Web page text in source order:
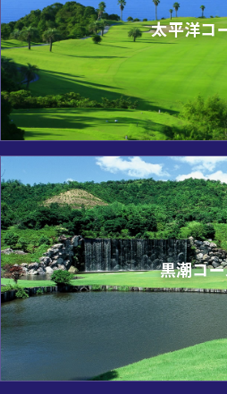
太平洋コ
黒潮コ